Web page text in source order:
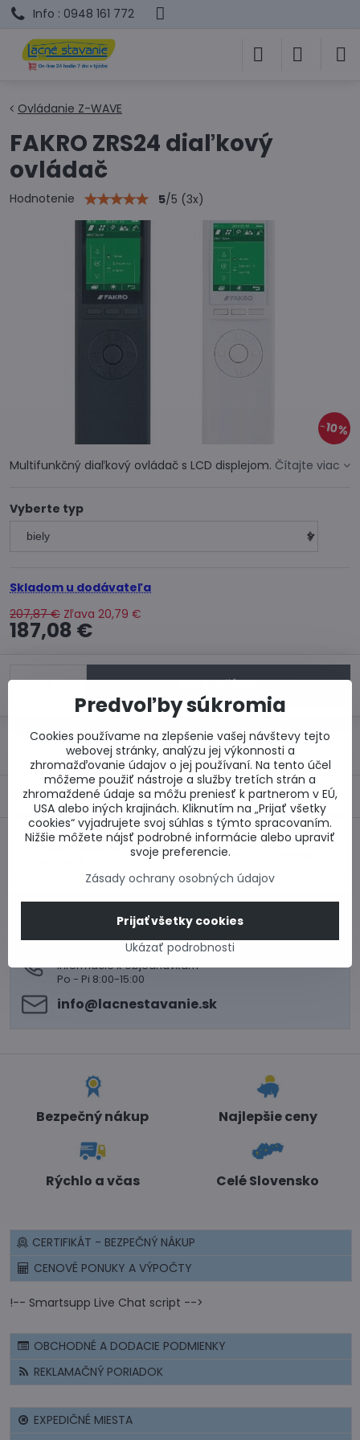
Info : 0948 161 772
10%
Ovládanie Z-WAVE
FAKRO ZRS24 diaľkový
ovládač
Hodnotenie 5/5 (3x)
Multifunkčný diaľkový ovládač s LCD displejom. Čítajte viac
Vyberte typ
Skladom u dodávateľa
207,87 € Zľava 20,79 €
187,08 €
Do košíka
Otázka k produktu Doručenia
Popis
Predchádzajúci
Nasledujúci produkt
Technické poradenstvo
0948 987 787
Informácie k objednávkam
Po - Pi 8:00-15:00
info​@lacnestavanie​.sk
Bezpečný nákup Najlepšie ceny
Rýchlo a včas Celé Slovensko
CERTIFIKÁT - BEZPEČNÝ NÁKUP
CENOVÉ PONUKY A VÝPOČTY
!-- Smartsupp Live Chat script -->
OBCHODNÉ A DODACIE PODMIENKY
REKLAMAČNÝ PORIADOK
EXPEDIČNÉ MIESTA
Predvoľby súkromia
Cookies používame na zlepšenie vašej návštevy tejto
webovej stránky, analýzu jej výkonnosti a
zhromažďovanie údajov o jej používaní. Na tento účel
môžeme použiť nástroje a služby tretích strán a
zhromaždené údaje sa môžu preniesť k partnerom v EÚ,
USA alebo iných krajinách. Kliknutím na „Prijať všetky
cookies“ vyjadrujete svoj súhlas s týmto spracovaním.
Nižšie môžete nájsť podrobné informácie alebo upraviť
svoje preferencie.
Zásady ochrany osobných údajov
Ukázať podrobnosti
Prijať všetky cookies